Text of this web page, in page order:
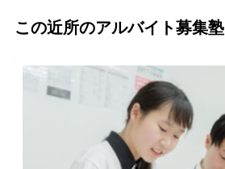
この近所のアルバイト募集塾